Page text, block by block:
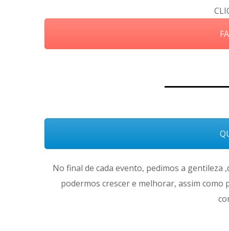
No final de cada evento, pedimos a
podermos crescer e melhorar, assim como